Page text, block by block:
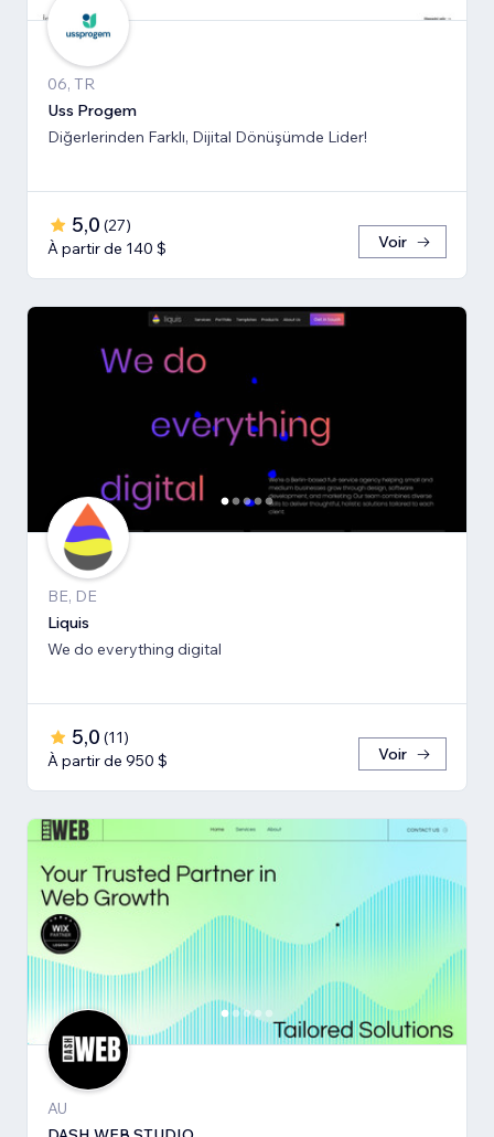
06, TR
Uss Progem
Diğerlerinden Farklı, Dijital Dönüşümde Lider!
5,0 (27)
À partir de 140 $
Voir
BE, DE
Liquis
We do everything digital
5,0 (11)
À partir de 950 $
Voir
AU